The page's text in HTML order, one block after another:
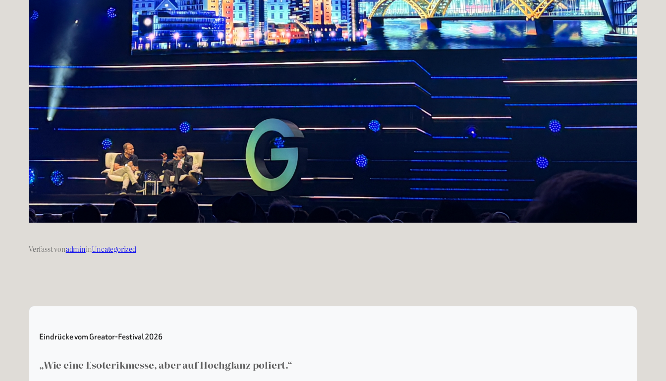
Verfasst vonadmininUncategorized
Eindrücke vom Greator-Festival 2026
„Wie eine Esoterikmesse, aber auf Hochglanz poliert.“